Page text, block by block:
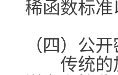
稀函数标
（四）公
传统的加